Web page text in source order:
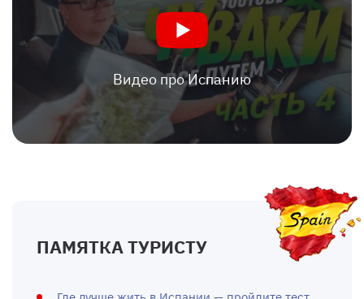
Видео про Испанию
ПАМЯТКА ТУРИСТУ